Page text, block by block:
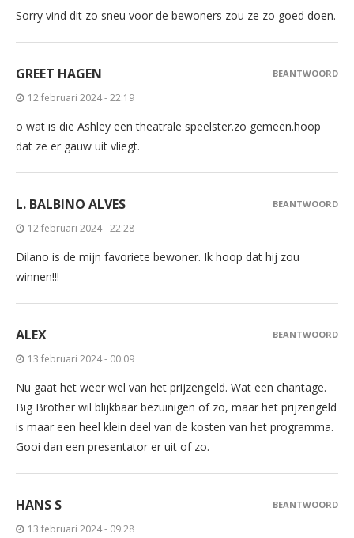
Sorry vind dit zo sneu voor de bewoners zou ze zo goed doen.
GREET HAGEN
12 februari 2024 - 22:19
o wat is die Ashley een theatrale speelster.zo gemeen.hoop
dat ze er gauw uit vliegt.
BEANTWOORD
L. BALBINO ALVES
12 februari 2024 - 22:28
Dilano is de mijn favoriete bewoner. Ik hoop dat hij zou
winnen!!!
BEANTWOORD
ALEX
13 februari 2024 - 00:09
Nu gaat het weer wel van het prijzengeld. Wat een chantage.
Big Brother wil blijkbaar bezuinigen of zo, maar het prijzengeld
is maar een heel klein deel van de kosten van het programma.
Gooi dan een presentator er uit of zo.
BEANTWOORD
HANS S
13 februari 2024 - 09:28
BEANTWOORD